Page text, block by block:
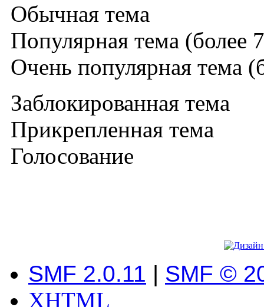
Обычная тема
Популярная тема (более
Очень популярная тема
Заблокированная тема
Прикрепленная тема
Голосование
SMF 2.0.11 | SMF ©
XHTML